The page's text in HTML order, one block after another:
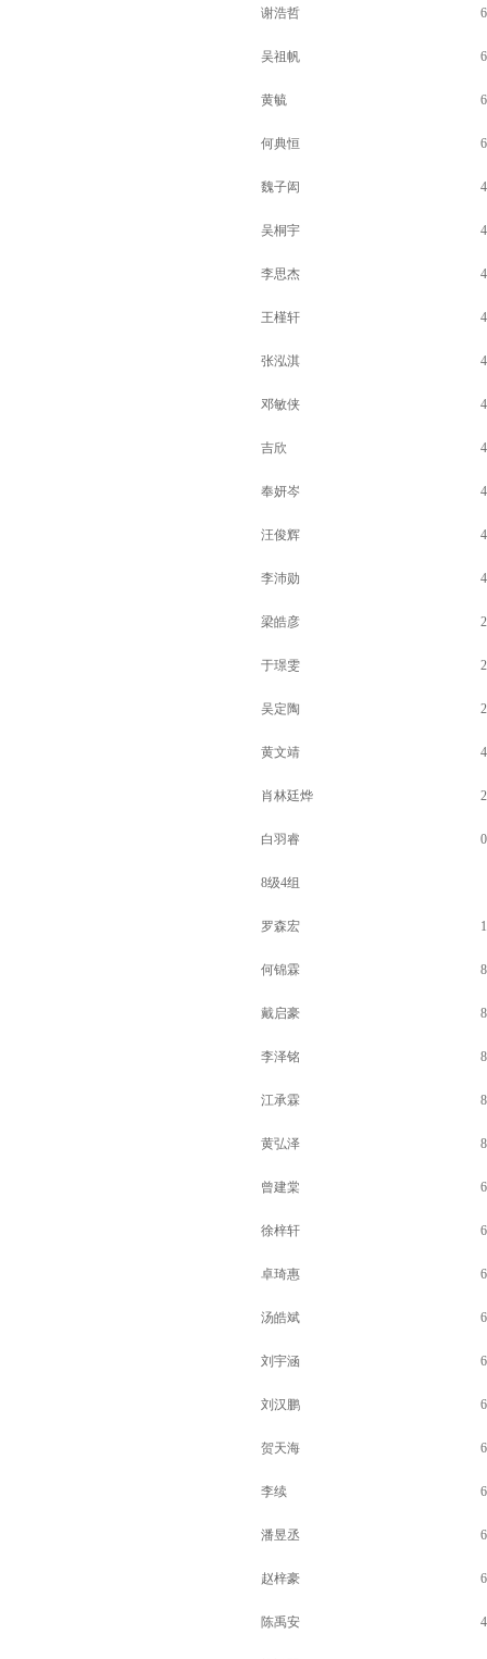
谢浩哲 6
吴祖帆 6
黄毓 6
何典恒 6
魏子闳 4
吴桐宇 4
李思杰 4
王槿轩 4
张泓淇 4
邓敏侠 4
吉欣 4
奉妍岑 4
汪俊辉 4
李沛勋 4
梁皓彦 2
于璟雯 2
吴定陶 2
黄文靖 4
肖林廷烨 2
白羽睿 0
8级4组
罗森宏
何锦霖 8
戴启豪 8
李泽铭 8
江承霖 8
黄弘泽 8
曾建棠 6
徐梓轩 6
卓琦惠 6
汤皓斌 6
刘宇涵 6
刘汉鹏 6
贺天海 6
李续 6
潘昱丞 6
赵梓豪 6
陈禹安 4